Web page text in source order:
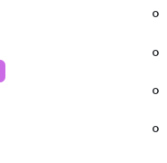
⚬
⚬
⚬
⚬